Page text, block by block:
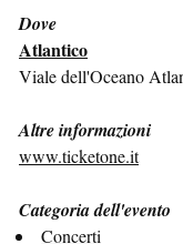
Dove
Atlantico
Viale dell'Oceano
Altre informazioni
www.ticketone.it
Categoria dell'evento
Concerti